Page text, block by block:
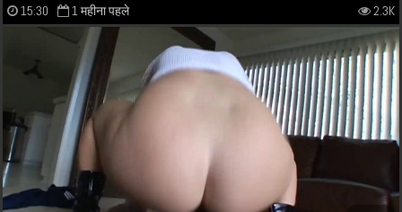
15:30 1 महीना पहले 2.3K